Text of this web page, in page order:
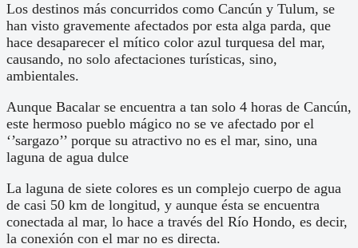
Los destinos más concurridos como Cancún y Tulum, se
han visto gravemente afectados por esta alga parda, que
hace desaparecer el mítico color azul turquesa del mar,
causando, no solo afectaciones turísticas, sino,
ambientales.
Aunque Bacalar se encuentra a tan solo 4 horas de Cancún,
este hermoso pueblo mágico no se ve afectado por el
‘’sargazo’’ porque su atractivo no es el mar, sino, una
laguna de agua dulce
La laguna de siete colores es un complejo cuerpo de agua
de casi 50 km de longitud, y aunque ésta se encuentra
conectada al mar, lo hace a través del Río Hondo, es decir,
la conexión con el mar no es directa.